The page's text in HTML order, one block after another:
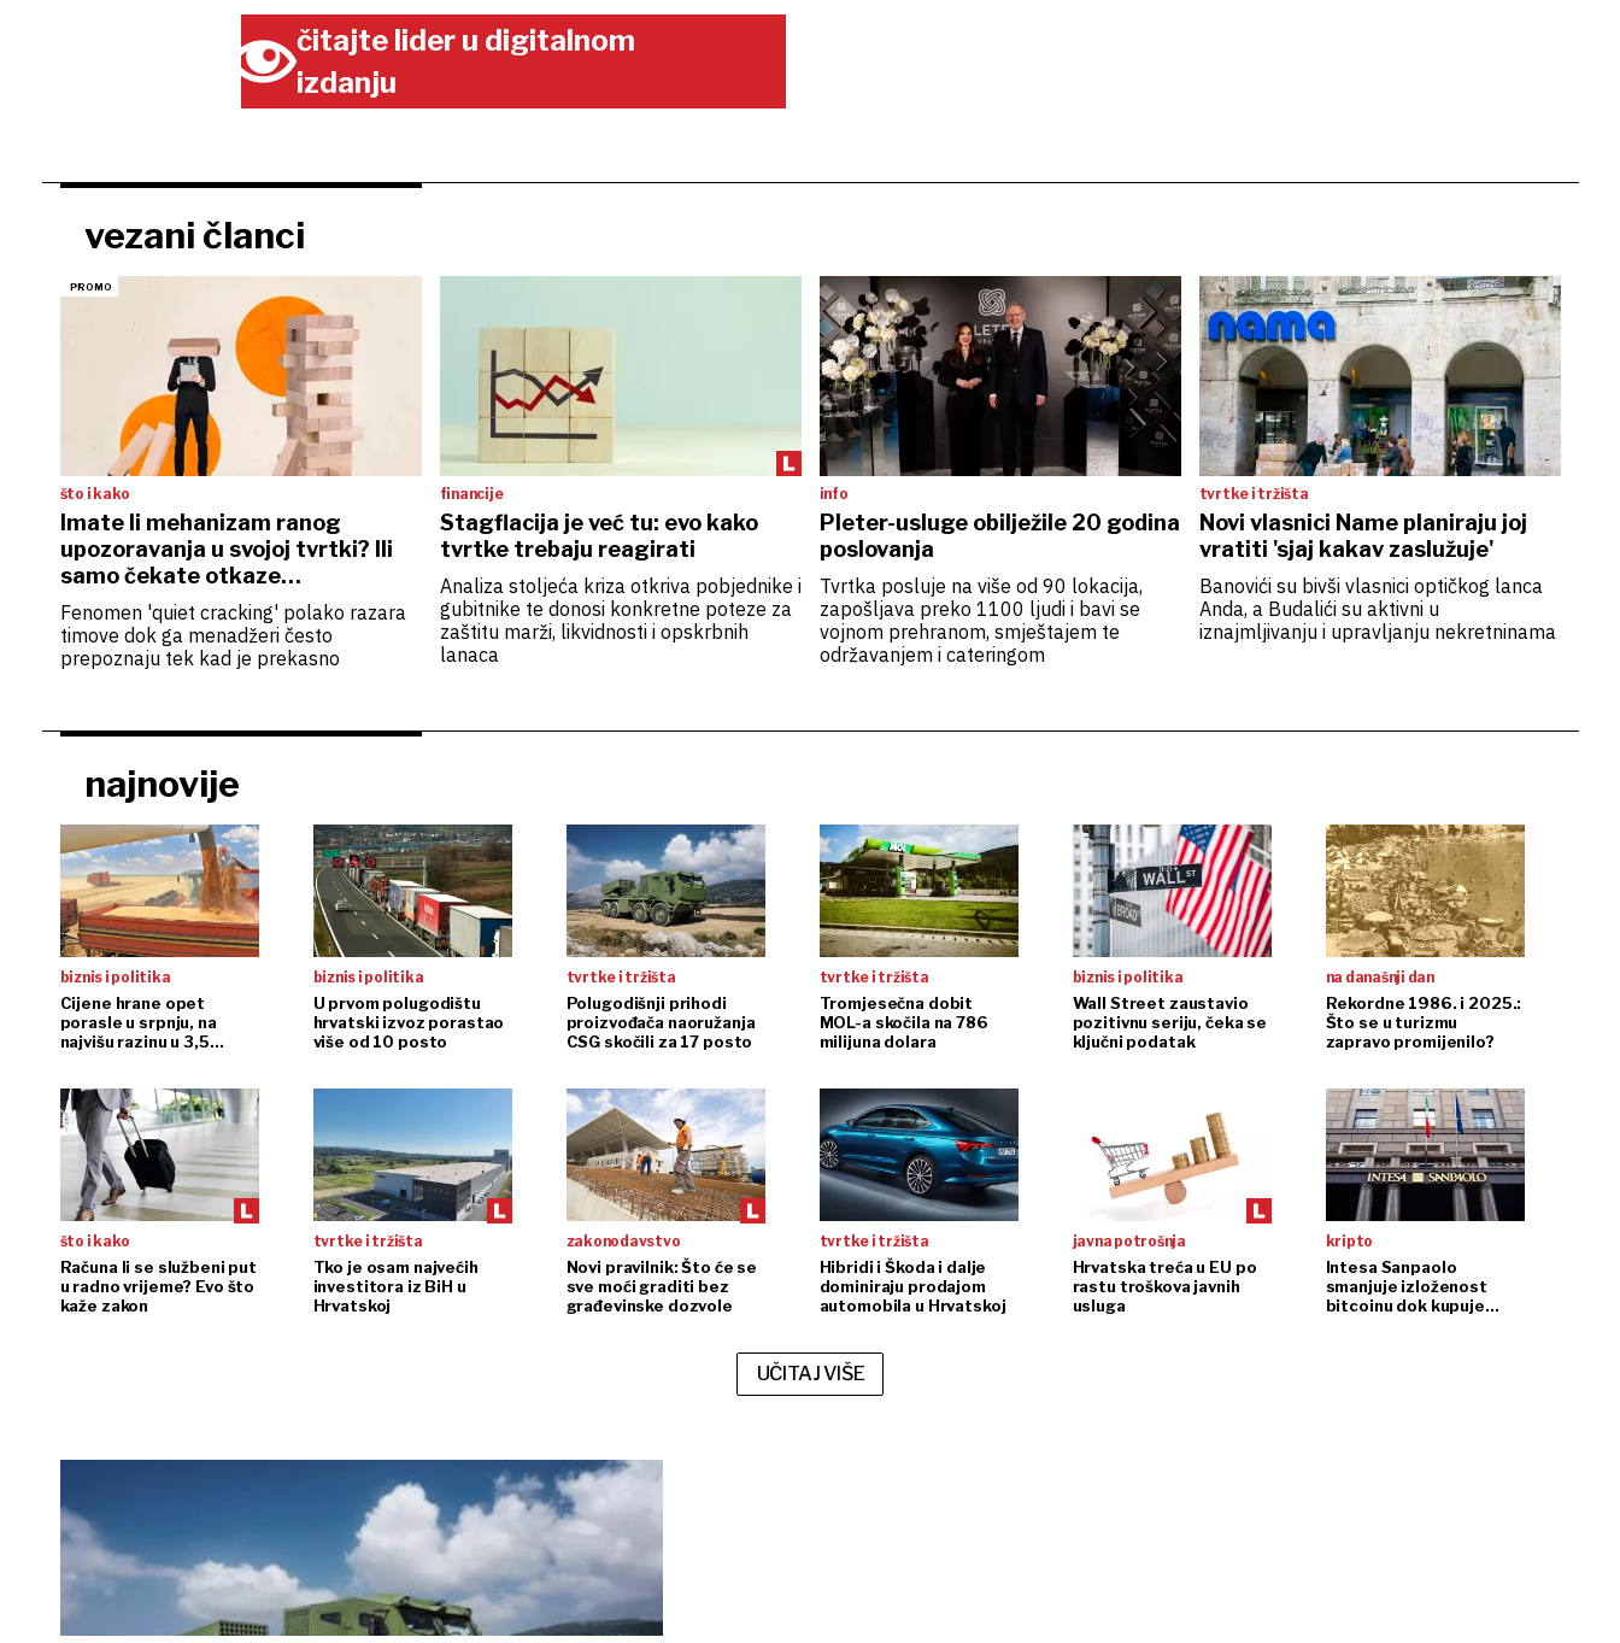
čitajte lider u digitalnom
izdanju
vezani članci
što i kako
Imate li mehanizam ranog
upozoravanja u svojoj tvrtki? Ili
samo čekate otkaze…
Fenomen 'quiet cracking' polako razara
timove dok ga menadžeri često
prepoznaju tek kad je prekasno
financije
Stagflacija je već tu: evo kako
tvrtke trebaju reagirati
Analiza stoljeća kriza otkriva pobjednike i
gubitnike te donosi konkretne poteze za
zaštitu marži, likvidnosti i opskrbnih
lanaca
info
Pleter-usluge obilježile 20 godina
poslovanja
Tvrtka posluje na više od 90 lokacija,
zapošljava preko 1100 ljudi i bavi se
vojnom prehranom, smještajem te
održavanjem i cateringom
tvrtke i tržišta
Novi vlasnici Name planiraju joj
vratiti 'sjaj kakav zaslužuje'
Banovići su bivši vlasnici optičkog lanca
Anda, a Budalići su aktivni u
iznajmljivanju i upravljanju nekretninama
najnovije
biznis i politika
Cijene hrane opet
porasle u srpnju, na
najvišu razinu u 3,5
biznis i politika
U prvom polugodištu
hrvatski izvoz porastao
više od 10 posto
tvrtke i tržišta
Polugodišnji prihodi
proizvođača naoružanja
CSG skočili za 17 posto
tvrtke i tržišta
Tromjesečna dobit
MOL-a skočila na 786
milijuna dolara
biznis i politika
Wall Street zaustavio
pozitivnu seriju, čeka se
ključni podatak
na današnji dan
Rekordne 1986. i 2025.:
Što se u turizmu
zapravo promijenilo?
što i kako
Računa li se službeni put
u radno vrijeme? Evo što
kaže zakon
tvrtke i tržišta
Tko je osam najvećih
investitora iz BiH u
Hrvatskoj
zakonodavstvo
Novi pravilnik: Što će se
sve moći graditi bez
građevinske dozvole
tvrtke i tržišta
Hibridi i Škoda i dalje
dominiraju prodajom
automobila u Hrvatskoj
javna potrošnja
Hrvatska treća u EU po
rastu troškova javnih
usluga
kripto
Intesa Sanpaolo
smanjuje izloženost
bitcoinu dok kupuje
UČITAJ VIŠE